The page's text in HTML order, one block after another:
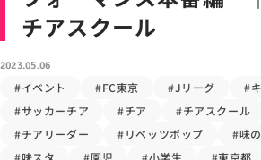
チアスクール
2023.05.06
#イベント #FC東京 #Jリーグ
#
#サッカーチア
#チア #チアスクール
#チアリーダー
#リベッツポップ
#味